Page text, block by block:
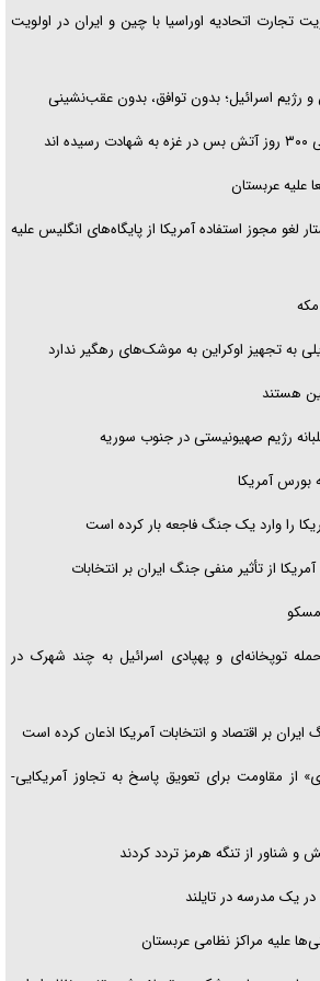
آن است که در بیان بگنجد!
گزارش «جوان» از قوانین سخت‌گیرانه ۶ قاره در برابر یورش به پاسگاه‌های
تجارت اتحادیه اوراسیا با چین و ایران در اولویت
و رژیم اسرائیل؛ بدون توافق، بدون عقب‌نشینی
علیه عربستان
لغو مجوز استفاده آمریکا از پایگاه‌های انگلیس علیه
به تجهیز اوکراین به موشک‌های رهگیر ندارد
هستند
رژیم صهیونیستی در جنوب سوریه
بورس آمریکا
را وارد یک جنگ فاجعه بار کرده است
از تأثیر منفی جنگ ایران بر انتخابات
توپخانه‌ای و پهپادی اسرائیل به چند شهرک در
بر اقتصاد و انتخابات آمریکا اذعان کرده است
از مقاومت برای تعویق پاسخ به تجاوز آمریکایی-
علیه مراکز نظامی عربستان